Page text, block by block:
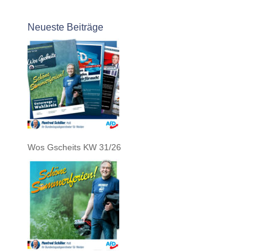
Neueste Beiträge
Wos Gscheits KW 31/26